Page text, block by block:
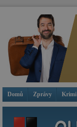
Domů Zprávy Krimi